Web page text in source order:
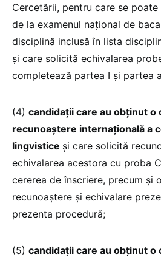
Cercetării, pentru care se
de la examenul național de
disciplină inclusă în lista
și care solicită echivalarea
completează partea I și partea
(4) candidații care au obținut o
recunoaștere internațională a
lingvistice și care solicită
echivalarea acestora cu proba
cererea de înscriere, precum și
recunoaștere și echivalare
prezenta procedură;
(5) candidații care au obținut o